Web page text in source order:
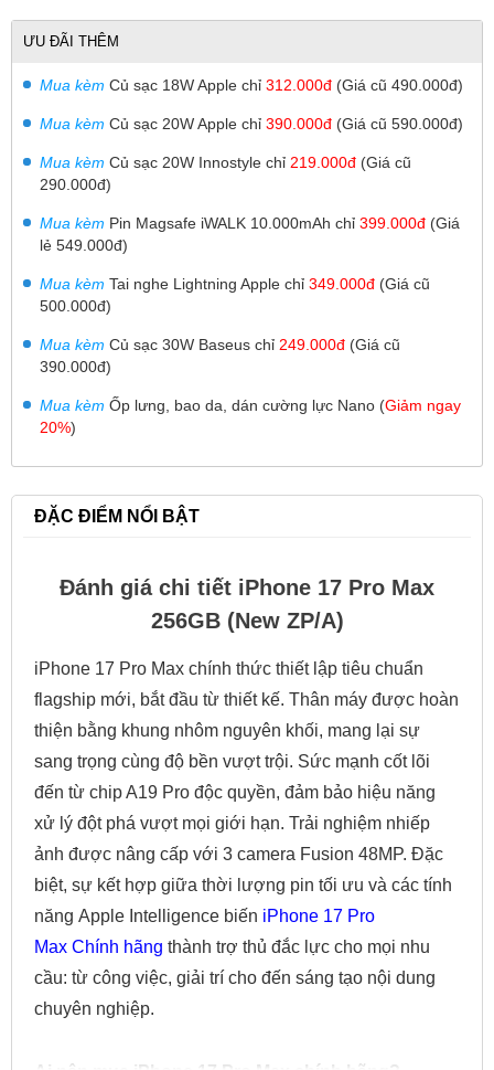
ƯU ĐÃI THÊM
Mua kèm Củ sạc 18W Apple chỉ 312.000đ (Giá cũ 490.000đ)
Mua kèm Củ sạc 20W Apple chỉ 390.000đ (Giá cũ 590.000đ)
Mua kèm Củ sạc 20W Innostyle chỉ 219.000đ (Giá cũ
290.000đ)
Mua kèm Pin Magsafe iWALK 10.000mAh chỉ 399.000đ (Giá
lẻ 549.000đ)
Mua kèm Tai nghe Lightning Apple chỉ 349.000đ (Giá cũ
500.000đ)
Mua kèm Củ sạc 30W Baseus chỉ 249.000đ (Giá cũ
390.000đ)
Mua kèm Ốp lưng, bao da, dán cường lực Nano (Giảm ngay
20%)
ĐẶC ĐIỂM NỔI BẬT
Đánh giá chi tiết iPhone 17 Pro Max
256GB (New ZP/A)
iPhone 17 Pro Max chính thức thiết lập tiêu chuẩn
flagship mới, bắt đầu từ thiết kế. Thân máy được hoàn
thiện bằng khung nhôm nguyên khối, mang lại sự
sang trọng cùng độ bền vượt trội. Sức mạnh cốt lõi
đến từ chip A19 Pro độc quyền, đảm bảo hiệu năng
xử lý đột phá vượt mọi giới hạn. Trải nghiệm nhiếp
ảnh được nâng cấp với 3 camera Fusion 48MP. Đặc
biệt, sự kết hợp giữa thời lượng pin tối ưu và các tính
năng Apple Intelligence biến iPhone 17 Pro
Max Chính hãng thành trợ thủ đắc lực cho mọi nhu
cầu: từ công việc, giải trí cho đến sáng tạo nội dung
chuyên nghiệp.